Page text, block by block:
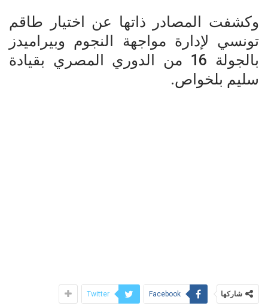
وكشفت المصادر ذاتها عن اختيار طاقم
تونسي لإدارة مواجهة النجوم وبيراميدز
بالجولة 16 من الدوري المصري بقيادة
سليم بلخواص.
شاركها Facebook
Twitter